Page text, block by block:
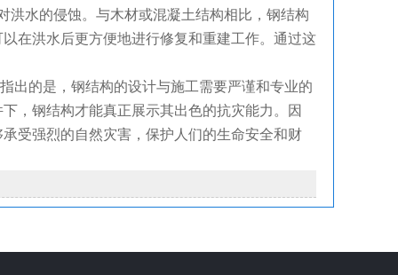
水的侵蚀。与木材或混凝土结构相比，钢结构
在洪水后更方便地进行修复和重建工作。通过这
的是，钢结构的设计与施工需要严谨和专业的
，钢结构才能真正展示其出色的抗灾能力。因
受强烈的自然灾害，保护人们的生命安全和财